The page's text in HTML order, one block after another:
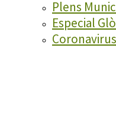
Plens
Especial
Coronavirus